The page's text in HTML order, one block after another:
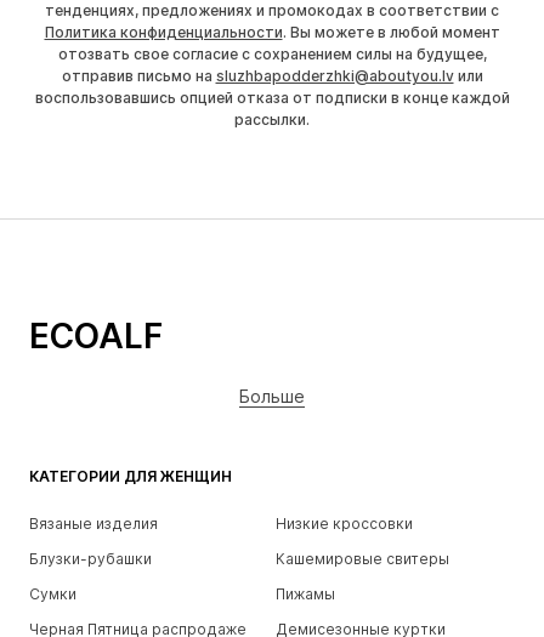
тенденциях, предложениях и промокодах в соответствии с
Политика конфиденциальности. Вы можете в любой момент
отозвать свое согласие с сохранением силы на будущее,
отправив письмо на sluzhbapodderzhki@aboutyou.lvили
воспользовавшись опцией отказа от подписки в конце каждой
рассылки.
КАТЕГОРИИ ДЛЯ ЖЕНЩИН
Вязаные изделия
Низкие кроссовки
Блузки-рубашки
Кашемировые свитеры
Сумки
Пижамы
Черная Пятница распродаже
Демисезонные куртки
ECOALF
Больше